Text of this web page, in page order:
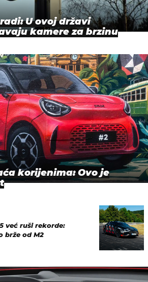
U ovoj državi
kamere za brzinu
korijenima: Ovo je
već ruši rekorde:
brže od M2